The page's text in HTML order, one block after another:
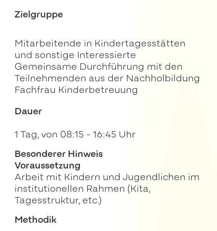
Zielgruppe
Mitarbeitende in Kindertagesstätten
und sonstige Interessierte
Gemeinsame Durchführung mit den
Teilnehmenden aus der Nachholbildung
Fachfrau Kinderbetreuung
Dauer
1 Tag, von 08:15 - 16:45 Uhr
Besonderer Hinweis
Voraussetzung
Arbeit mit Kindern und Jugendlichen im
institutionellen Rahmen (Kita,
Tagesstruktur, etc.)
Methodik